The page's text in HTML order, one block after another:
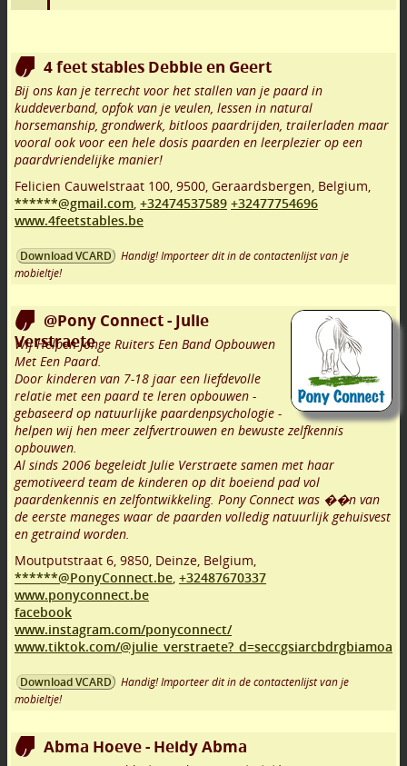
4 feet stables Debbie en Geert
Bij ons kan je terrecht voor het stallen van je paard in
kuddeverband, opfok van je veulen, lessen in natural
horsemanship, grondwerk, bitloos paardrijden, trailerladen maar
vooral ook voor een hele dosis paarden en leerplezier op een
paardvriendelijke manier!
Felicien Cauwelstraat 100, 9500, Geraardsbergen, Belgium,
******@gmail.com, +32474537589 +32477754696
www.4feetstables.be
Download VCARD
Handig! Importeer dit in de contactenlijst van je
mobieltje!
@Pony Connect - Julie
Verstraete
Wij Helpen Jonge Ruiters Een Band Opbouwen
Met Een Paard.
Door kinderen van 7-18 jaar een liefdevolle
relatie met een paard te leren opbouwen -
gebaseerd op natuurlijke paardenpsychologie -
helpen wij hen meer zelfvertrouwen en bewuste zelfkennis
opbouwen.
Al sinds 2006 begeleidt Julie Verstraete samen met haar
gemotiveerd team de kinderen op dit boeiend pad vol
paardenkennis en zelfontwikkeling. Pony Connect was ��n van
de eerste maneges waar de paarden volledig natuurlijk gehuisvest
en getraind worden.
Moutputstraat 6, 9850, Deinze, Belgium,
******@PonyConnect.be, +32487670337
www.ponyconnect.be
facebook
www.instagram.com/ponyconnect/
www.tiktok.com/@julie_verstraete?_d=seccgsiarcbdrgbiamoa
Download VCARD
Handig! Importeer dit in de contactenlijst van je
mobieltje!
Abma Hoeve - Heidy Abma